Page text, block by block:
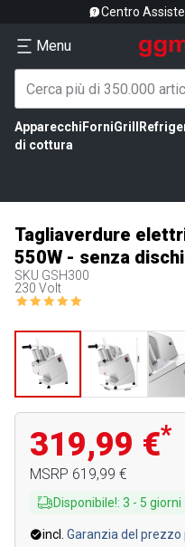
Centro
Menu
Apparecchi
di cottura
ForniGrill
Tagliaverdure
550W - senza dischi
SKU GSH300
230 Volt
319,99 €*
MSRP 619,99 €
Disponibile!: 3 - 5 giorni
incl. Garanzia del prezzo